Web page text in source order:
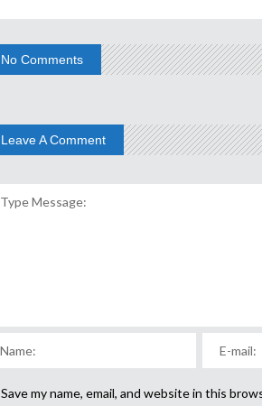
No Comments
Leave A Comment
Save my name, email, and website in this